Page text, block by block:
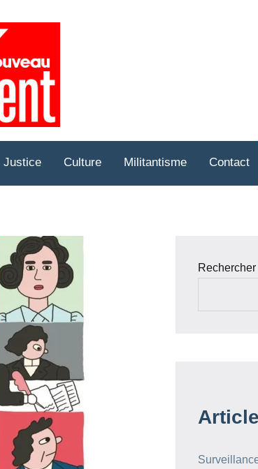
Justice Culture Militantisme Contact
Rechercher